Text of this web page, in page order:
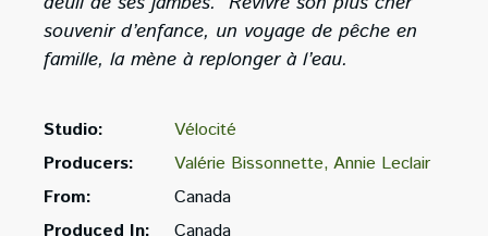
souvenir d’enfance, un voyage de pêche en
famille, la mène à replonger à l’eau.
Studio:
Vélocité
Producers:
Valérie Bissonnette Annie Leclair
From:
Canada